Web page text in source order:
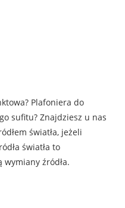
Plafoniera do
sufitu? Znajdziesz u nas
światła, jeżeli
światła to
źródła.